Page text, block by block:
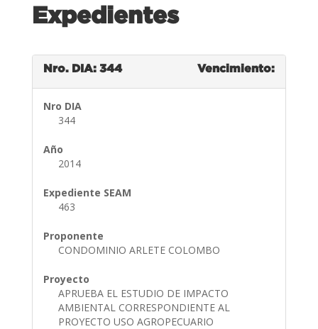
Expedientes
Nro. DIA: 344 Vencimiento:
Nro DIA
344
Año
2014
Expediente SEAM
463
Proponente
CONDOMINIO ARLETE COLOMBO
Proyecto
APRUEBA EL ESTUDIO DE IMPACTO
AMBIENTAL CORRESPONDIENTE AL
PROYECTO USO AGROPECUARIO